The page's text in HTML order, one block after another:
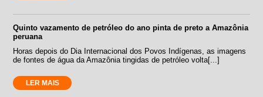
Quinto vazamento de petróleo do ano pinta de preto a Amazônia
peruana
Horas depois do Dia Internacional dos Povos Indígenas, as imagens
de fontes de água da Amazônia tingidas de petróleo volta[...]
LER MAIS